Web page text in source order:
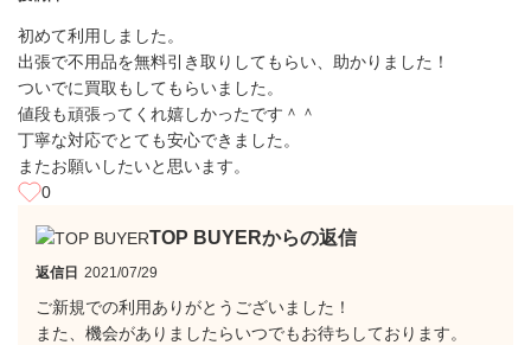
初めて利用しました。
出張で不用品を無料引き取りしてもらい、助かりました！
ついでに買取もしてもらいました。
値段も頑張ってくれ嬉しかったです＾＾
丁寧な対応でとても安心できました。
またお願いしたいと思います。
0
TOP BUYERからの返信
返信日 2021/07/29
ご新規での利用ありがとうございました！
また、機会がありましたらいつでもお待ちしております。